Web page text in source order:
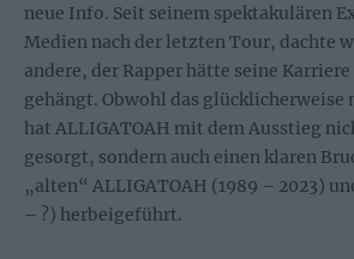
neue Info. Seit seinem spektakulären
Medien nach der letzten Tour, dachte
andere, der Rapper hätte seine Karriere
gehängt. Obwohl das glücklicherweise
hat ALLIGATOAH mit dem Ausstieg
gesorgt, sondern auch einen klaren
„alten“ ALLIGATOAH (1989 – 2023)
– ?) herbeigeführt.